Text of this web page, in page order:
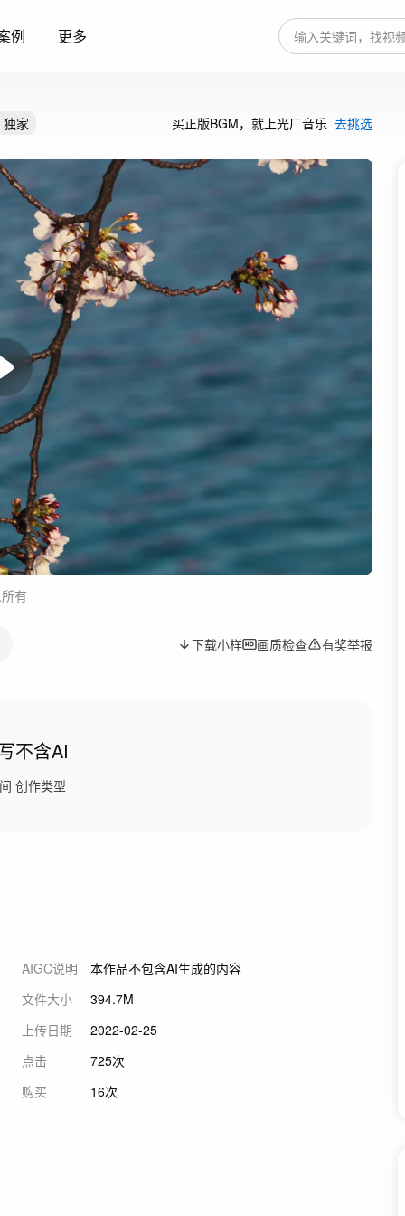
例 更多
独家 买正版BGM，就上光厂音乐 去挑选
有
下载小样 画质检查 有奖举报
不含AI
创作类型
AIGC说明
本作品不包含AI生成的内容
文件大小
394.7M
上传日期
2022-02-25
点击
725次
购买
16次